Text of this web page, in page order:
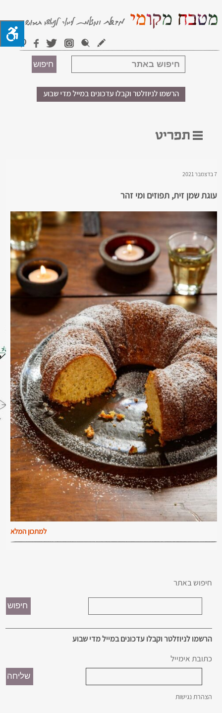
7 בדצמבר 2021
עוגת שמן זית, תפוזים ומי זהר
למתכון המלא
חיפוש באתר
הרשמו לניוזלטר וקבלו עדכונים במייל מדי שבוע
כתובת אימייל
הצהרת נגישות